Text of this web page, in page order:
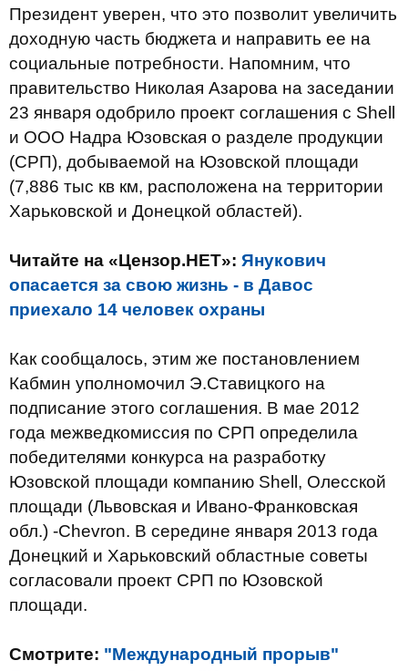
Президент уверен, что это позволит увеличить
доходную часть бюджета и направить ее на
социальные потребности. Напомним, что
правительство Николая Азарова на заседании
23 января одобрило проект соглашения с Shell
и ООО Надра Юзовская о разделе продукции
(СРП), добываемой на Юзовской площади
(7,886 тыс кв км, расположена на территории
Харьковской и Донецкой областей).
Читайте на «Цензор.НЕТ»: Янукович
опасается за свою жизнь - в Давос
приехало 14 человек охраны
Как сообщалось, этим же постановлением
Кабмин уполномочил Э.Ставицкого на
подписание этого соглашения. В мае 2012
года межведкомиссия по СРП определила
победителями конкурса на разработку
Юзовской площади компанию Shell, Олесской
площади (Львовская и Ивано-Франковская
обл.) -Chevron. В середине января 2013 года
Донецкий и Харьковский областные советы
согласовали проект СРП по Юзовской
площади.
Смотрите: "Международный прорыв"